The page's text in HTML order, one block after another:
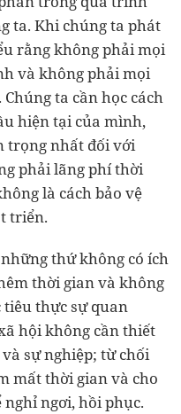
ta. Khi chúng ta phát
rằng không phải mọi
và không phải mọi
ta cần học cách
hiện tại của mình,
trọng nhất đối với
phải lãng phí thời
là cách bảo vệ
triển.
thứ không có ích
thời gian và không
thực sự quan
hội không cần thiết
sự nghiệp; từ chối
mất thời gian và cho
ngơi, hồi phục.